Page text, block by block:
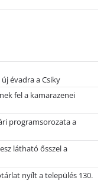
évadra a Csiky
fel a kamarazenei
programsorozata a
látható ősszel a
nyílt a település 130.